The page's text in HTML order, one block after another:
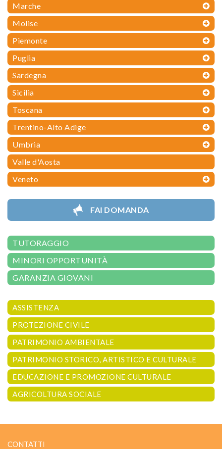
Marche
Molise
Piemonte
Puglia
Sardegna
Sicilia
Toscana
Trentino-Alto Adige
Umbria
Valle d'Aosta
Veneto
FAI DOMANDA
TUTORAGGIO
MINORI OPPORTUNITÀ
GARANZIA GIOVANI
ASSISTENZA
PROTEZIONE CIVILE
PATRIMONIO AMBIENTALE
PATRIMONIO STORICO, ARTISTICO E CULTURALE
EDUCAZIONE E PROMOZIONE CULTURALE
AGRICOLTURA SOCIALE
CONTATTI